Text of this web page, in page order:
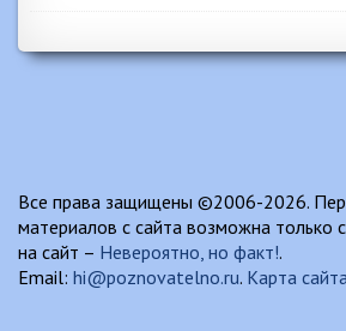
Все права защищены ©2006-2026.
материалов с сайта возможна только
на сайт – Невероятно, но факт!.
Email: hi@poznovatelno.ru. Карта